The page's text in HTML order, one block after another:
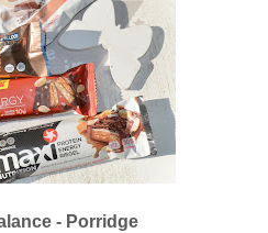
- Porridge